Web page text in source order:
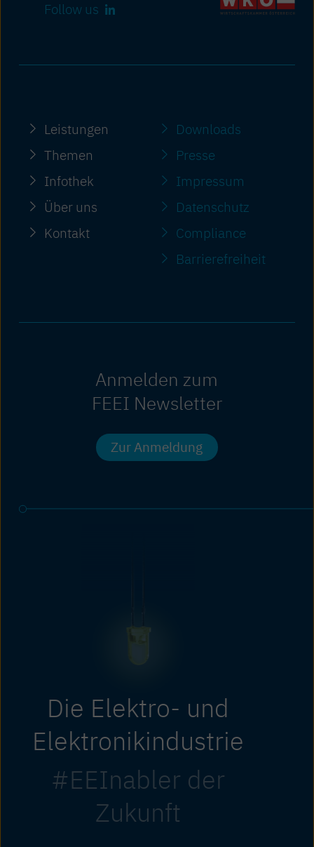
Follow us
Leistungen
Themen
Infothek
Über uns
Kontakt
Downloads
Presse
Impressum
Datenschutz
Compliance
Barriere­freiheit
Anmelden zum
FEEI Newsletter
Zur Anmeldung
Die Elektro- und
Elektronikindustrie
#EEInabler der
Zukunft